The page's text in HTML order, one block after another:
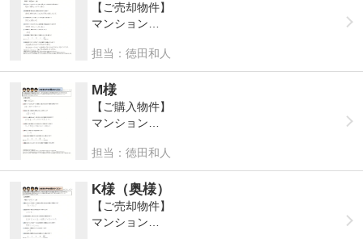
Q:担当者の第一印象また対応などはいかがでした
A:信頼できる
Q:マイホームを購入しようと思ったきっかけを教
えて頂けますか？
A:早期退職
Q:お家探しの中で最もこだわられたポイント等は
A:南向き
Q:購入までに何件くらい内覧されましたか？
A:10件
【ご売却物件】
マンション
Q:㈱タイヨーシステムサービスを知っていただい
たきっかけを教えていただけますか？
A:電話で連絡をいただいた（営業）
Q:担当者の第一印象はいかがでしたか？
に対応いただいた
Q:ご自宅をご売却しようと思ったきっかけを教え
て頂けますか？
A:別宅に転居した為
担当：徳田和人
M様
【ご購入物件】
マンション
Q:㈱タイヨーシステムサービスを知って頂いたき
っかけを教えて頂けますか？
A:購入物件の案内サイト
Q:担当者の第一印象また対応などはいかがでした
担当：徳田和人
K様（奥様）
【ご売却物件】
マンション